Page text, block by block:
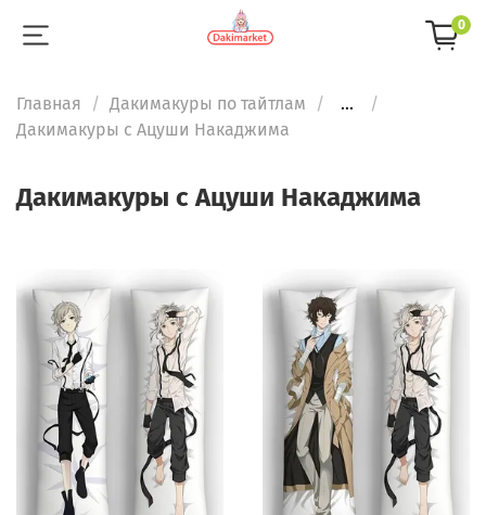
0
Главная Дакимакуры по тайтлам
...
Дакимакуры с Ацуши Накаджима
Дакимакуры с Ацуши Накаджима